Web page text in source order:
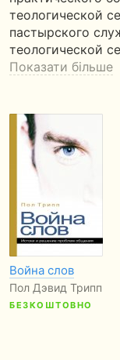
теологической
пастырского
теологической
Показати більше
Война слов
Пол Дэвид Трипп
БЕЗКОШТОВНО